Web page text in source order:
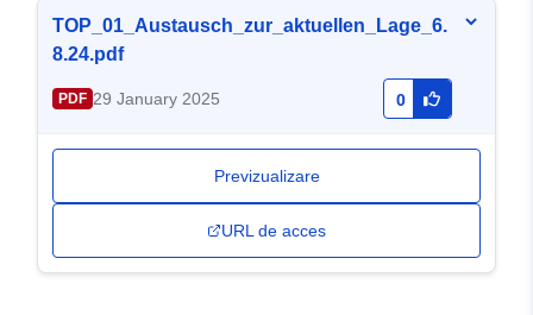
TOP_01_Austausch_zur_aktuellen_Lage_6.
8.24.pdf
PDF 29 January 2025 0
Previzualizare
URL de acces